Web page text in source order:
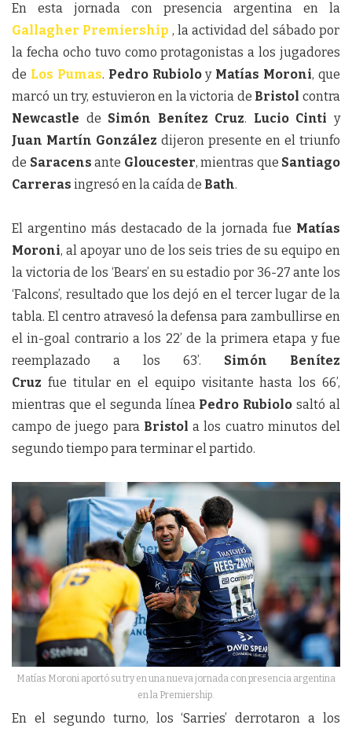
En esta jornada con presencia argentina en la
Gallagher Premiership , la actividad del sábado por
la fecha ocho tuvo como protagonistas a los jugadores
de Los Pumas. Pedro Rubioloy Matías Moroni, que
marcó un try, estuvieron en la victoria de Bristol contra
Newcastle de Simón Benítez Cruz. Lucio Cinti y
Juan Martín González dijeron presente en el triunfo
de Saracens ante Gloucester, mientras que Santiago
Carreras ingresó en la caída de Bath.
El argentino más destacado de la jornada fue Matías
Moroni, al apoyar uno de los seis tries de su equipo en
la victoria de los ‘Bears’ en su estadio por 36-27 ante los
‘Falcons’, resultado que los dejó en el tercer lugar de la
tabla. El centro atravesó la defensa para zambullirse en
el in-goal contrario a los 22’ de la primera etapa y fue
reemplazado a los 63’. Simón
Benítez
Cruz fue titular en el equipo visitante hasta los 66’,
mientras que el segunda línea Pedro Rubiolo saltó al
campo de juego para Bristola los cuatro minutos del
segundo tiempo para terminar el partido.
Matías Moroni aportó su try en una nueva jornada con presencia argentina
en la Premiership.
En el segundo turno, los ‘Sarries’ derrotaron a los